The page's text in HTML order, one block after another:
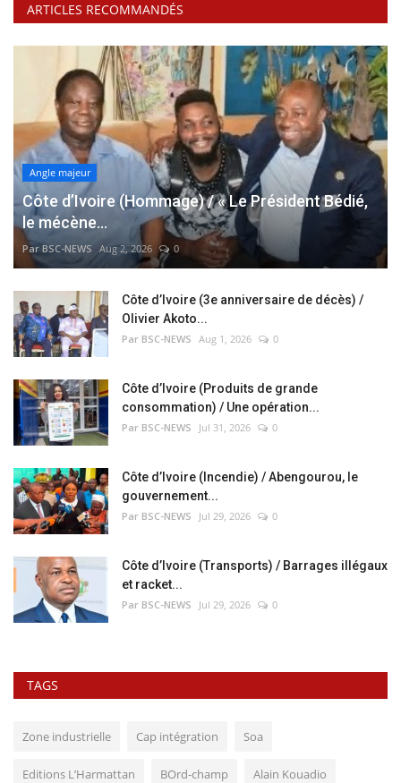
ARTICLES RECOMMANDÉS
Angle majeur
Côte d’Ivoire (Hommage) / « Le Président Bédié,
le mécène...
Par BSC-NEWS Aug 2, 2026 0
Côte d’Ivoire (3e anniversaire de décès) /
Olivier Akoto...
Par BSC-NEWS Aug 1, 2026 0
Côte d’Ivoire (Produits de grande
consommation) / Une opération...
Par BSC-NEWS Jul 31, 2026 0
Côte d’Ivoire (Incendie) / Abengourou, le
gouvernement...
Par BSC-NEWS Jul 29, 2026 0
Côte d’Ivoire (Transports) / Barrages illégaux
et racket...
Par BSC-NEWS Jul 29, 2026 0
TAGS
Zone industrielle Cap intégration Soa
Editions L’Harmattan BOrd-champ Alain Kouadio